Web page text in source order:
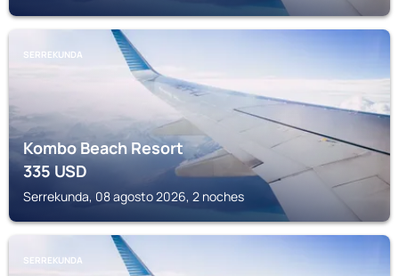
SERREKUNDA
Kombo Beach Resort
335USD
Serrekunda, 08 agosto 2026, 2 noches
SERREKUNDA